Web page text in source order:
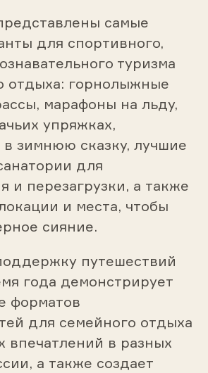
самые
для спортивного,
туризма
отдыха: горнолыжные
марафоны на льду,
упряжках,
в зимнюю сказку, лучшие
для
и перезагрузки, а также
и места, чтобы
сияние.
путешествий
года демонстрирует
форматов
для семейного отдыха
впечатлений в разных
а также создает